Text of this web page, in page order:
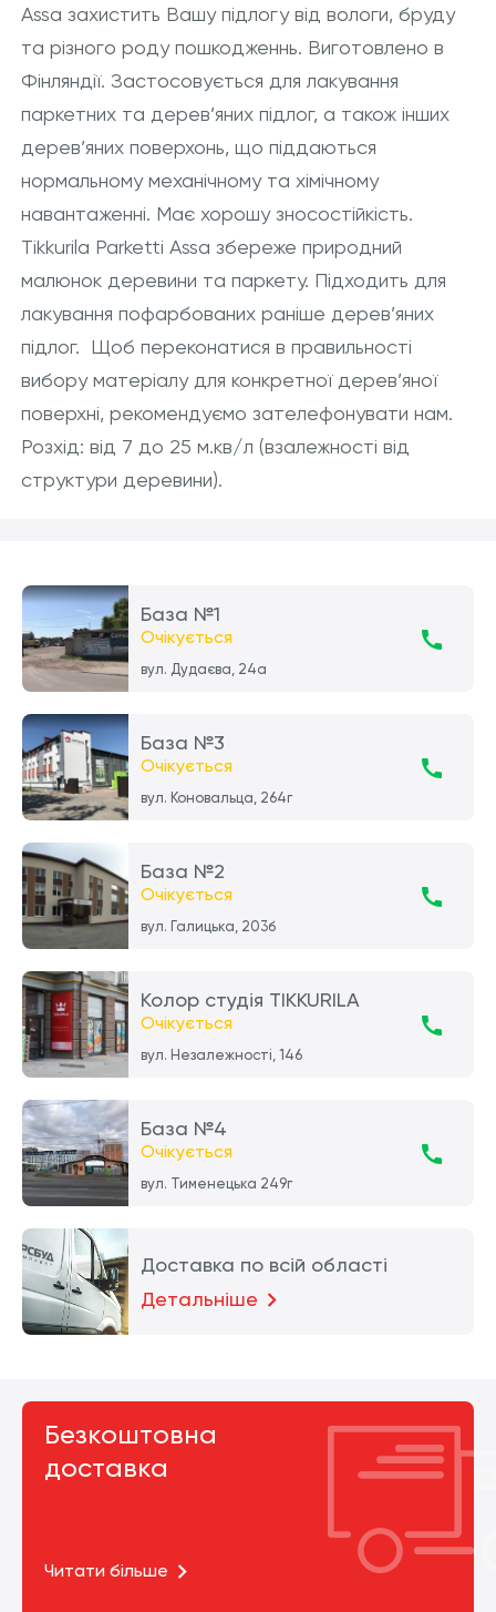
Assa захистить Вашу підлогу від вологи, бруду
та різного роду пошкодженнь. Виготовлено в
Фінляндії. Застосовується для лакування
паркетних та дерев’яних підлог, а також інших
дерев’яних поверхонь, що піддаються
нормальному механічному та хімічному
навантаженні. Має хорошу зносостійкість.
Tikkurila Parketti Assa збереже природний
малюнок деревини та паркету. Підходить для
лакування пофарбованих раніше дерев’яних
підлог. Щоб переконатися в правильності
вибору матеріалу для конкретної дерев’яної
поверхні, рекомендуємо зателефонувати нам.
Розхід: від 7 до 25 м.кв/л (взалежності від
структури деревини).
База №1
Очікується
вул. Дудаєва, 24а
База №3
Очікується
вул. Коновальца, 264г
База №2
Очікується
вул. Галицька, 203б
Колор студія TIKKURILA
Очікується
вул. Незалежності, 146
База №4
Очікується
вул. Тименецька 249г
Доставка по всій області
Детальніше
Безкоштовна
доставка
Читати більше